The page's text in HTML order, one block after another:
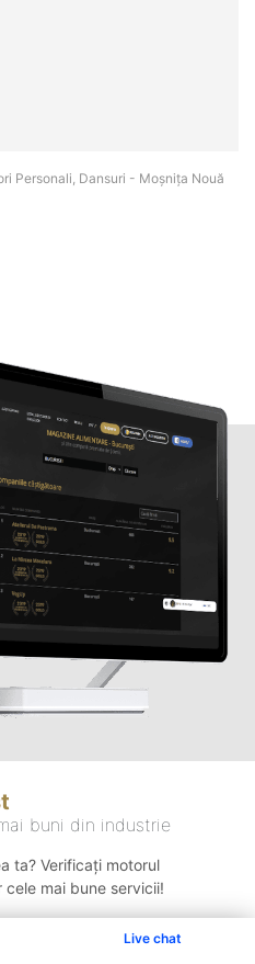
Live chat
Personali, Dansuri - Moşniţa Nouă
buni din industrie
ta? Verificați motorul
mai bune servicii!